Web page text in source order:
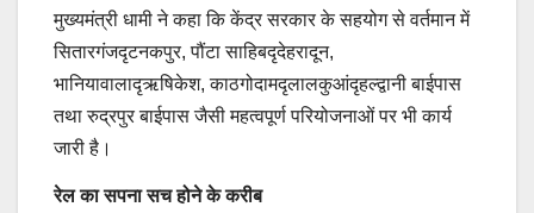
मुख्यमंत्री धामी ने कहा कि केंद्र सरकार के सहयोग से वर्तमान में
सितारगंजदृटनकपुर, पौंटा साहिबदृदेहरादून,
भानियावालादृऋषिकेश, काठगोदामदृलालकुआंदृहल्द्वानी बाईपास
तथा रुद्रपुर बाईपास जैसी महत्वपूर्ण परियोजनाओं पर भी कार्य
जारी है।
रेल का सपना सच होने के करीब